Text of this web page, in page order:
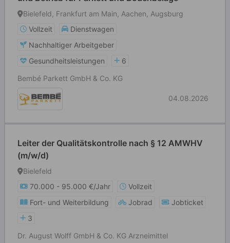
Bielefeld, Frankfurt am Main, Aachen, Augsburg
Vollzeit
Dienstwagen
Nachhaltiger Arbeitgeber
Gesundheitsleistungen
6
Bembé Parkett GmbH & Co. KG
04.08.2026
Leiter der Qualitätskontrolle nach § 12 AMWHV
(m/w/d)
Bielefeld
70.000 - 95.000 €/Jahr
Vollzeit
Fort- und Weiterbildung
Jobrad
Jobticket
3
Dr. August Wolff GmbH & Co. KG Arzneimittel